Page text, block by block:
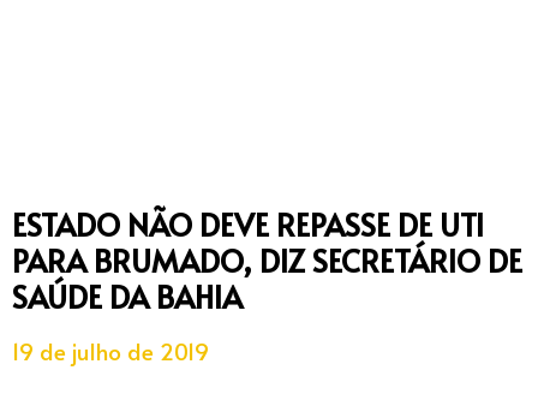
ESTADO NÃO DEVE REPASSE DE UTI
PARA BRUMADO, DIZ SECRETÁRIO DE
SAÚDE DA BAHIA
19 de julho de 2019